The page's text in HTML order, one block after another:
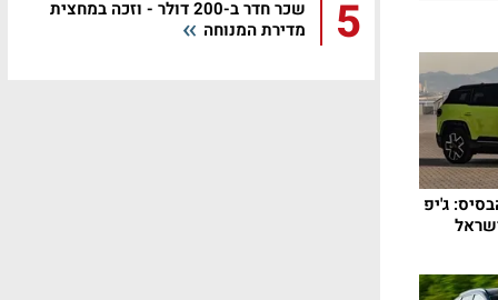
הבסיס: ג'יפ
5
שכר חדר ב-200 דולר - וזכה במחצית
מדירת המנוחה